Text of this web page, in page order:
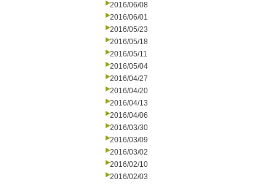
2016/06/08
2016/06/01
2016/05/23
2016/05/18
2016/05/11
2016/05/04
2016/04/27
2016/04/20
2016/04/13
2016/04/06
2016/03/30
2016/03/09
2016/03/02
2016/02/10
2016/02/03